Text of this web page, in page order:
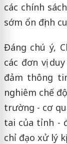
các chính
sớm ổn định
Đáng chú ý,
các đơn vị
đảm thông
nghiêm chế
trường - cơ
tai của tỉnh -
chỉ đạo xử lý